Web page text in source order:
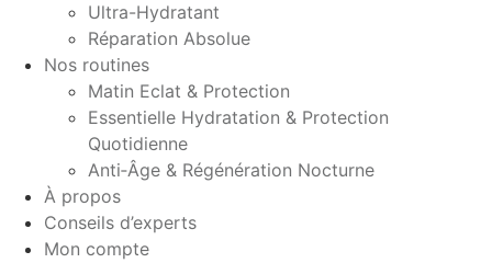
Ultra-Hydratant
Réparation Absolue
Nos routines
Matin Eclat & Protection
Essentielle Hydratation & Protection
Quotidienne
Anti‑Âge & Régénération Nocturne
À propos
Conseils d’experts
Mon compte